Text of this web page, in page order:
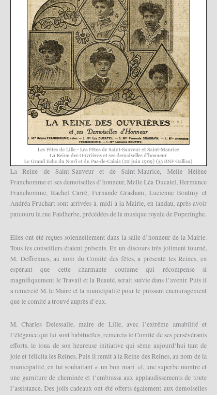
La Reine de Saint-Sauveur et de Saint-Maurice, Melle Hélène
Franchomme et ses demoiselles d’honneur, Melle Léa Ducatel, Hermance
Franchomme, Rachel Carré, Fernande Grasham, Lucienne Boutmy et
Andréa Fruchart sont arrivées à. midi à la Mairie, en landau, après avoir
parcouru la rue Faidherbe, précédées de la musique royale de Poperinghe.
Elles ont été reçues solennellement dans la salle d’honneur de la Mairie.
Tous les conseillers étaient présents. En un discours très joliment tourné,
M. Deffrennes, au nom du Comité des fêtes, a présenté les Reines, en
espérant que cette charmante coutume qui récompense si
magnifiquement le Travail et la Beauté, serait suivie dans l’avenir. Puis il
a remercié M. le Maire et la municipalité pour le puissant encouragement
que le comité a trouvé auprès d’eux.
M. Charles Delessalle, maire de Lille, avec l’extrême amabilité et
l’élégance qui lui sont habituelles, remercia le Comité de ses persévérants
efforts, le loua de son heureuse initiative qui sème aujourd’hui tant de
joie et félicita les Reines. Puis il remit à la Reine des Reines, au nom de la
municipalité, en lui souhaitant « un bon mari »l, une superbe montre et
une garniture de cheminée et l’embrassa aux applaudissements de toute
l’assistance. Des jolis cadeaux ont été offerts également aux demoiselles